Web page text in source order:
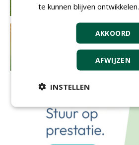
te kunnen blijven ontwikkelen.
AKKOORD
AFWIJZEN
INSTELLEN